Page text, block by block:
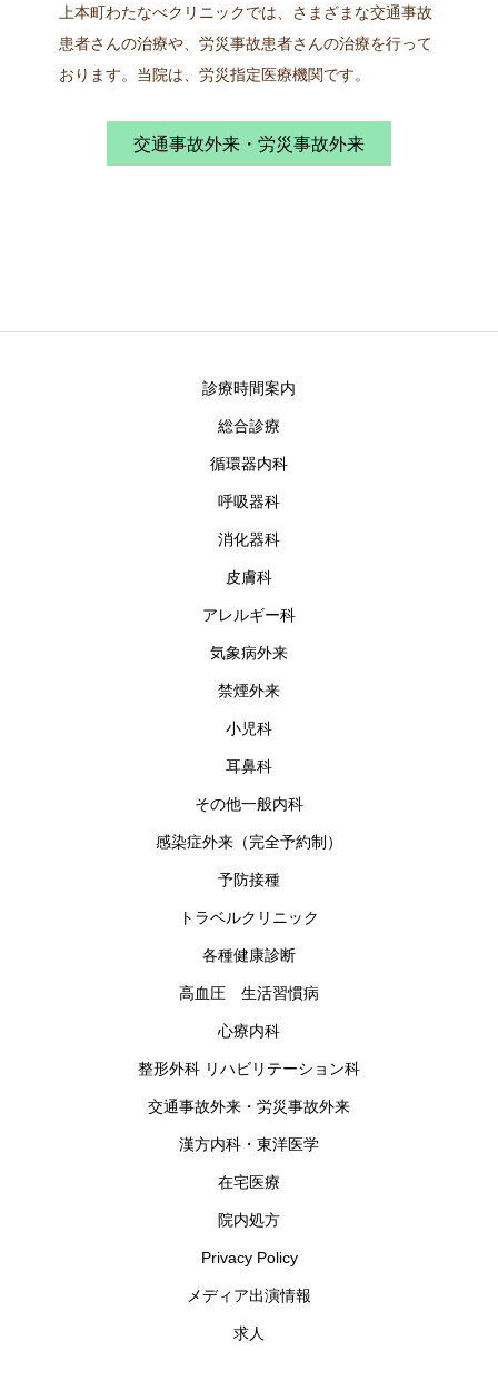
上本町わたなべクリニックでは、さまざまな交通事故
患者さんの治療や、労災事故患者さんの治療を行って
おります。当院は、労災指定医療機関です。
交通事故外来・労災事故外来
診療時間案内
総合診療
循環器内科
呼吸器科
消化器科
皮膚科
アレルギー科
気象病外来
禁煙外来
小児科
耳鼻科
その他一般内科
感染症外来（完全予約制）
予防接種
トラベルクリニック
各種健康診断
高血圧 生活習慣病
心療内科
整形外科 リハビリテーション科
交通事故外来・労災事故外来
漢方内科・東洋医学
在宅医療
院内処方
Privacy Policy
メディア出演情報
求人